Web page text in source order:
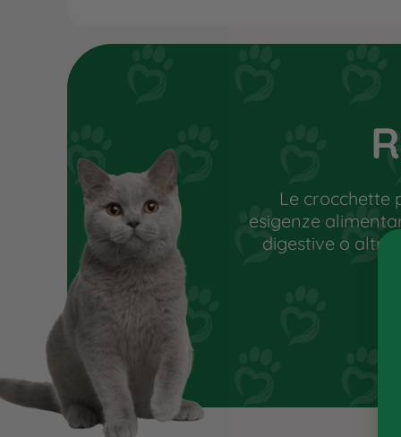
non cura, ma un percorso
Le crocchette
esigenze
digestive o altre